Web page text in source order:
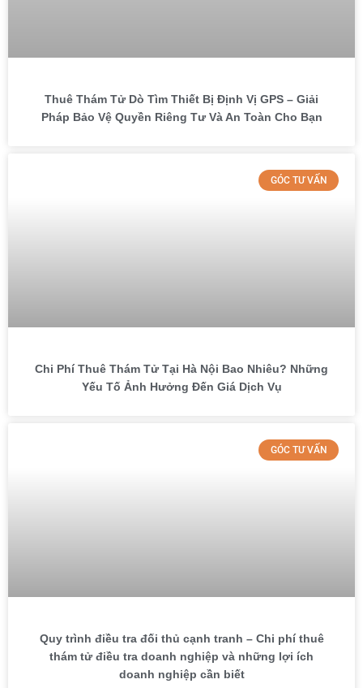
Thuê Thám Tử Dò Tìm Thiết Bị Định Vị GPS – Giải
Pháp Bảo Vệ Quyền Riêng Tư Và An Toàn Cho Bạn
GÓC TƯ VẤN
Chi Phí Thuê Thám Tử Tại Hà Nội Bao Nhiêu? Những
Yếu Tố Ảnh Hưởng Đến Giá Dịch Vụ
GÓC TƯ VẤN
Quy trình điều tra đối thủ cạnh tranh – Chi phí thuê
thám tử điều tra doanh nghiệp và những lợi ích
doanh nghiệp cần biết